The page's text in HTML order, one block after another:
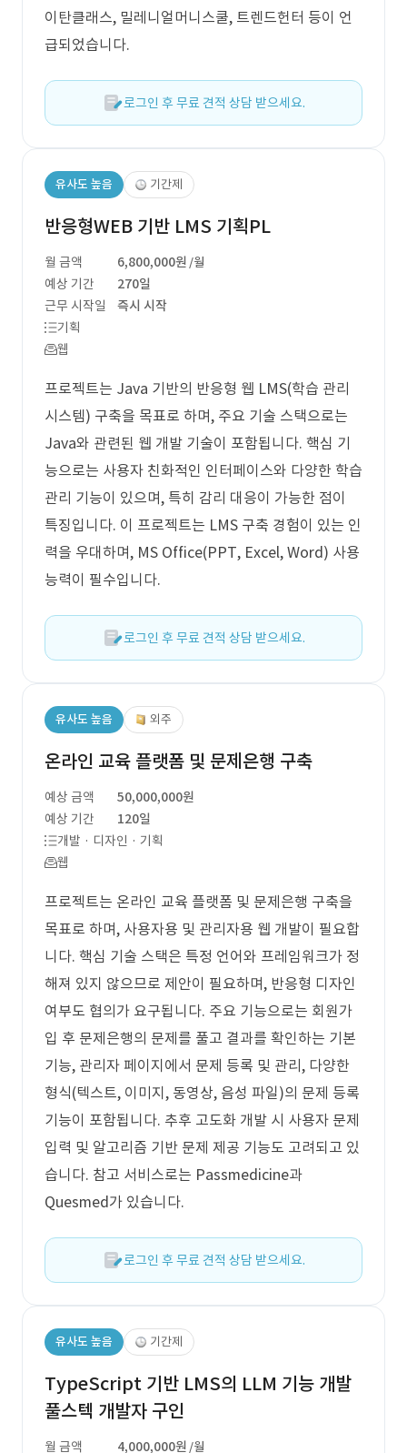
이탄클래스, 밀레니얼머니스쿨, 트렌드헌터 등이 언
급되었습니다.
로그인 후 무료 견적 상담 받으세요.
유사도 높음 기간제
반응형WEB 기반 LMS 기획PL
월 금액 6,800,000원 /월
예상 기간
270일
근무 시작일
즉시 시작
기획
웹
프로젝트는 Java 기반의 반응형 웹 LMS(학습 관리
시스템) 구축을 목표로 하며, 주요 기술 스택으로는
Java와 관련된 웹 개발 기술이 포함됩니다. 핵심 기
능으로는 사용자 친화적인 인터페이스와 다양한 학습
관리 기능이 있으며, 특히 감리 대응이 가능한 점이
특징입니다. 이 프로젝트는 LMS 구축 경험이 있는 인
력을 우대하며, MS Office(PPT, Excel, Word) 사용
능력이 필수입니다.
로그인 후 무료 견적 상담 받으세요.
유사도 높음 외주
온라인 교육 플랫폼 및 문제은행 구축
예상 금액
50,000,000원
예상 기간
120일
개발 · 디자인 · 기획
웹
프로젝트는 온라인 교육 플랫폼 및 문제은행 구축을
목표로 하며, 사용자용 및 관리자용 웹 개발이 필요합
니다. 핵심 기술 스택은 특정 언어와 프레임워크가 정
해져 있지 않으므로 제안이 필요하며, 반응형 디자인
여부도 협의가 요구됩니다. 주요 기능으로는 회원가
입 후 문제은행의 문제를 풀고 결과를 확인하는 기본
기능, 관리자 페이지에서 문제 등록 및 관리, 다양한
형식(텍스트, 이미지, 동영상, 음성 파일)의 문제 등록
기능이 포함됩니다. 추후 고도화 개발 시 사용자 문제
입력 및 알고리즘 기반 문제 제공 기능도 고려되고 있
습니다. 참고 서비스로는 Passmedicine과
Quesmed가 있습니다.
로그인 후 무료 견적 상담 받으세요.
유사도 높음 기간제
TypeScript 기반 LMS의 LLM 기능 개발
풀스텍 개발자 구인
월 금액 4,000,000원 /월